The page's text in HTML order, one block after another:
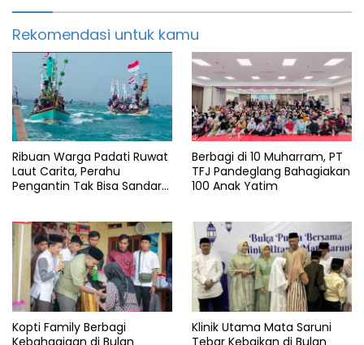
Rekomendasi untuk kamu
Ribuan Warga Padati Ruwat
Laut Carita, Perahu
Pengantin Tak Bisa Sandar
Berbagi di 10 Muharram, PT
TFJ Pandeglang Bahagiakan
100 Anak Yatim
Kopti Family Berbagi
Klinik Utama Mata Saruni